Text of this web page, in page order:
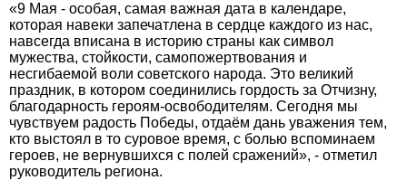
«9 Мая - особая, самая важная дата в календаре,
которая навеки запечатлена в сердце каждого из нас,
навсегда вписана в историю страны как символ
мужества, стойкости, самопожертвования и
несгибаемой воли советского народа. Это великий
праздник, в котором соединились гордость за Отчизну,
благодарность героям-освободителям. Сегодня мы
чувствуем радость Победы, отдаём дань уважения тем,
кто выстоял в то суровое время, с болью вспоминаем
героев, не вернувшихся с полей сражений», - отметил
руководитель региона.